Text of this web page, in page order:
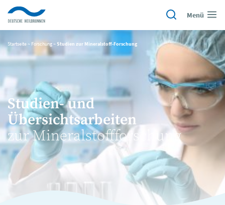
Menü
Startseite~ Forschung~ Studien zur Mineralstoff-Forschung
Studien- und
Übersichtsarbeiten
zur Mineralstoffforschung